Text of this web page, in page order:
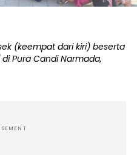
(keempat dari kiri) beserta
Pura Candi Narmada,